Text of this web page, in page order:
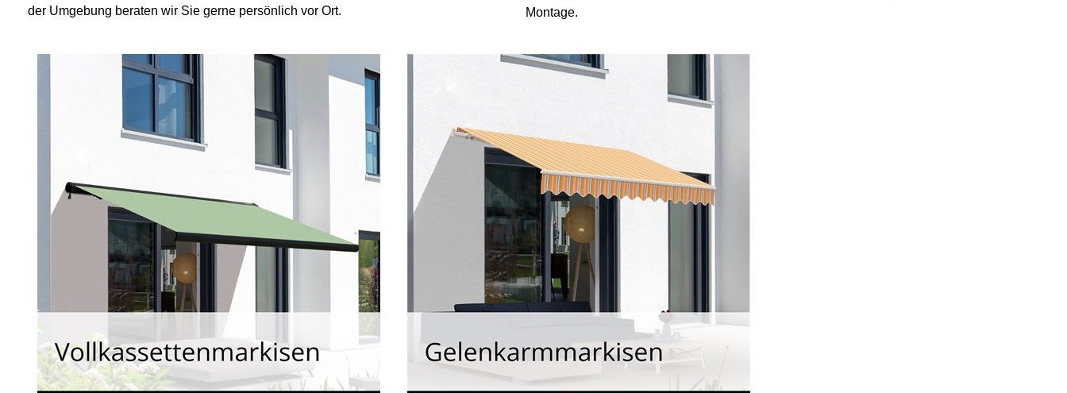
der Umgebung beraten wir Sie gerne persönlich vor Ort.
Montage.